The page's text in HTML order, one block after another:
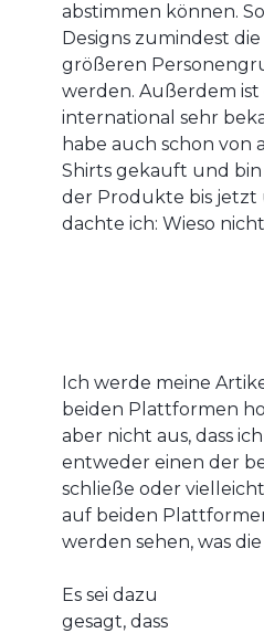
abstimmen können.
Designs zumindest
größeren
werden. Außerdem
international sehr
habe auch schon von
Shirts gekauft und
der Produkte bis jetzt
dachte ich: Wieso
Ich werde meine
beiden Plattformen
aber nicht aus, dass
entweder einen der
schließe oder
auf beiden
werden sehen, was
Es sei dazu
gesagt, dass